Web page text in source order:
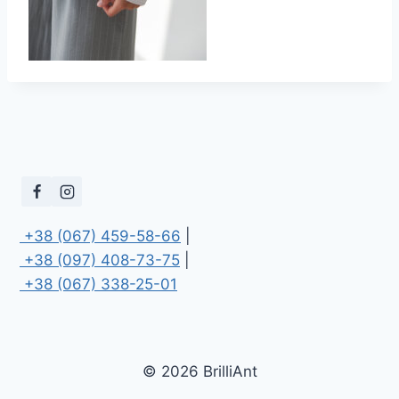
+38 (067) 459-58-66
+38 (097) 408-73-75
+38 (067) 338-25-01
© 2026 BrilliAnt